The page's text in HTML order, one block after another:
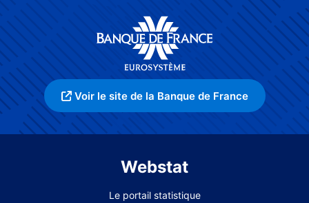
Voir le site de la Banque de France
Webstat
Le portail statistique